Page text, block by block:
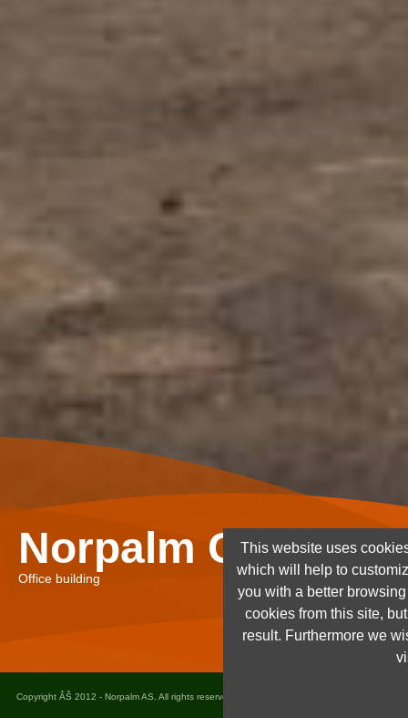
Norpalm Ghana
Office building
Copyright ÂŠ 2012 - Norpalm AS. All rights reserved. Design and implementation
This website uses
which will help to
you with a better
cookies from this site,
result. Furthermore we